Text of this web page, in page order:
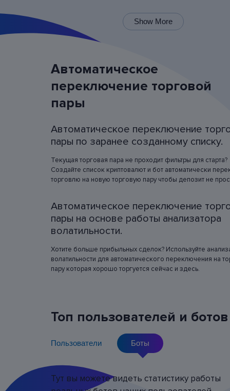
Симуляция работы бота
можно посмотреть симуляцию его работы
последние 60 дней по любой из торговых
Попробуйте разные настройки и посмотрите
бы бот торговал на реальных графиках
изменения цен в прошлом с виртуальным
депозитом.
криптовалюту с кредитным
Использование кредитного плеча
открывать большие позиции с
вложениями. Для некоторых торговых пар
можете использовать кредитное плечо до
Show More
Автоматическое
переключение торговой
пары
Автоматическое переключение
пары по заранее созданному списку.
Текущая торговая пара не проходит фильтры для старта?
Создайте список криптовалют и бот автоматически
торговлю на новую торговую пару чтобы депозит не
Автоматическое переключение
пары на основе работы анализатора
волатильности.
Хотите больше прибыльных сделок? Используйте
волатильности для автоматического переключения на
пару которая хорошо торгуется сейчас и здесь.
Топ пользователей и ботов
Пользователи Боты
Тут вы можете видеть статистику работы